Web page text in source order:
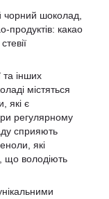
шоколад,
продуктів: какао
та інших
містяться
які є
регулярному
сприяють
які
що володіють